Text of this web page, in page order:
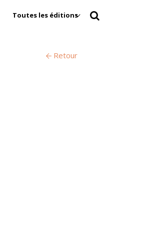
Toutes les éditions
Retour